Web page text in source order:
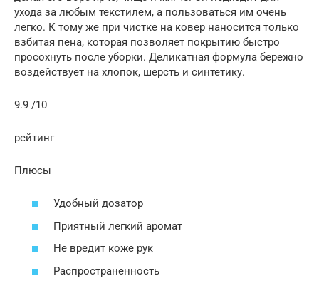
ухода за любым текстилем, а пользоваться им очень
легко. К тому же при чистке на ковер наносится только
взбитая пена, которая позволяет покрытию быстро
просохнуть после уборки. Деликатная формула бережно
воздействует на хлопок, шерсть и синтетику.
9.9 /10
рейтинг
Плюсы
Удобный дозатор
Приятный легкий аромат
Не вредит коже рук
Распространенность